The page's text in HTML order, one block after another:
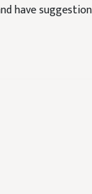
have